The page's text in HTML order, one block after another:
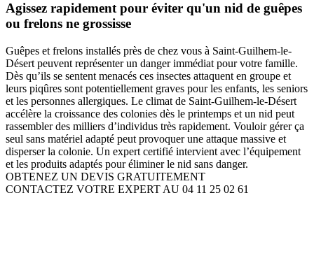
Agissez rapidement pour éviter qu'un nid de guêpes
ou frelons ne grossisse
Guêpes et frelons installés près de chez vous à Saint-Guilhem-le-
Désert peuvent représenter un danger immédiat pour votre famille.
Dès qu’ils se sentent menacés ces insectes attaquent en groupe et
leurs piqûres sont potentiellement graves pour les enfants, les seniors
et les personnes allergiques. Le climat de Saint-Guilhem-le-Désert
accélère la croissance des colonies dès le printemps et un nid peut
rassembler des milliers d’individus très rapidement. Vouloir gérer ça
seul sans matériel adapté peut provoquer une attaque massive et
disperser la colonie. Un expert certifié intervient avec l’équipement
et les produits adaptés pour éliminer le nid sans danger.
OBTENEZ UN DEVIS GRATUITEMENT
CONTACTEZ VOTRE EXPERT AU 04 11 25 02 61